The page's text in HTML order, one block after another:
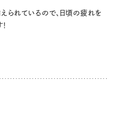
られているので、日頃の疲れを